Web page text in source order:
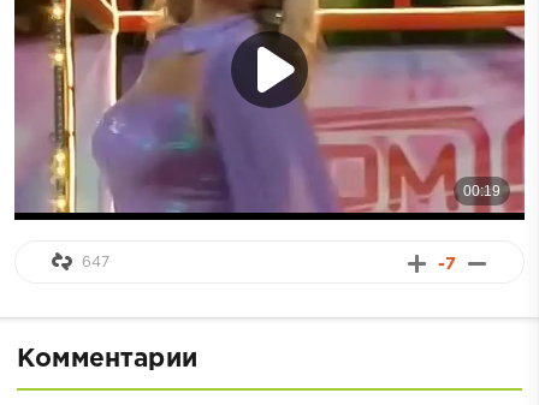
-7
647
Комментарии